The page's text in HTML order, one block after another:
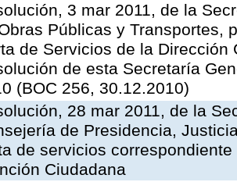
3 mar 2011, de la
Públicas y Transportes,
de Servicios de la
de esta Secretaría
(BOC 256, 30.12.2010)
28 mar 2011, de la
de Presidencia,
de servicios
Ciudadana